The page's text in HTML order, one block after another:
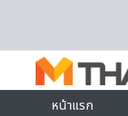
หน้าแรก